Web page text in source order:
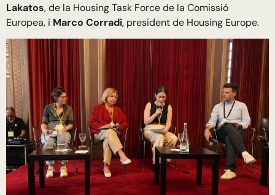
Lakatos, de la Housing Task Force de la Comissió
Europea, i Marco Corradi, president de Housing Europe.